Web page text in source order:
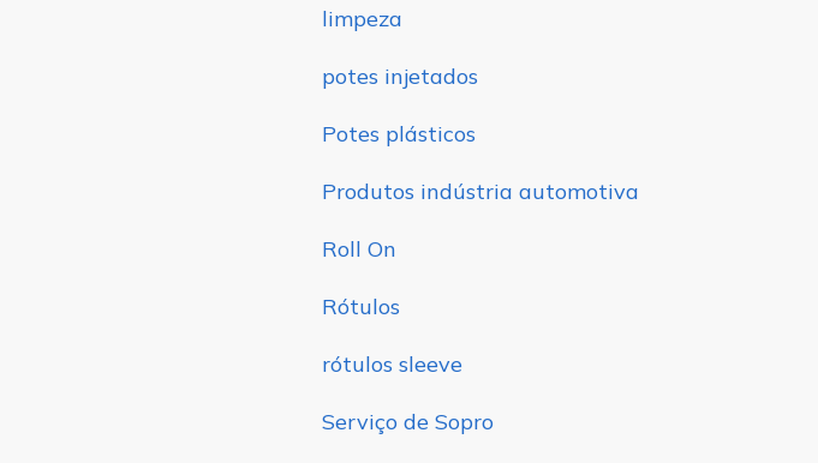
limpeza
potes injetados
Potes plásticos
Produtos indústria automotiva
Roll On
Rótulos
rótulos sleeve
Serviço de Sopro